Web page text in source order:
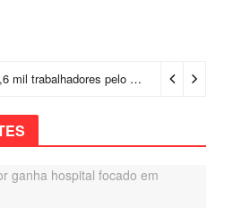
Prefeitura certifica 4,6 mil trabalhadores pelo programa Treinar para Empregar e realiza Feirão de Empregabilidade